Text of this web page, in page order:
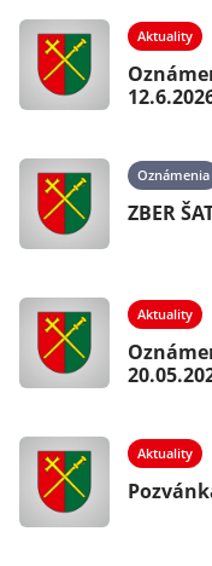
Aktuality
Oznámenia
ZBER
Aktuality
Aktuality